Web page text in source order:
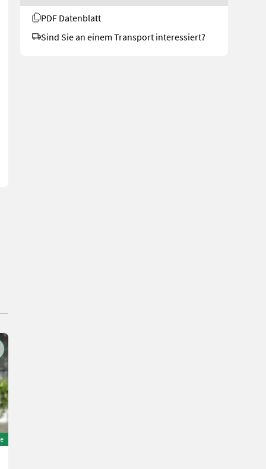
- Gross dimensionierter Zahnradantrieb (Modul 5) -
PDF Datenblatt
Sind Sie an einem Transport interessiert?